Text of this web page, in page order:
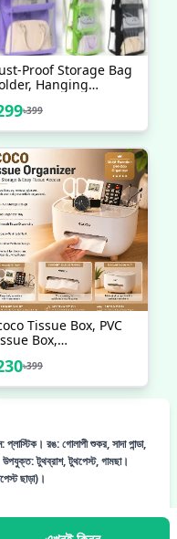
Proof Storage Bag
Hanging
Hanging
৳399
Tissue Box, PVC
Box,
Remote Control,
Holder, Storage
Cosmetic Tissue
৳399
প্লাস্টিক। রঙ: গোলাপী শুকর, সাদা পান্ডা,
টুথব্রাশ, টুথপেস্ট, গামছা।
ছাড়া)।